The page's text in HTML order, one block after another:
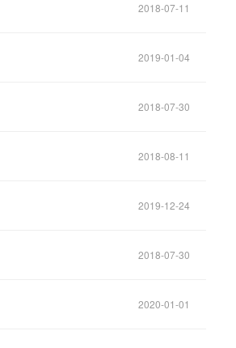
2018-07-11
2019-01-04
2018-07-30
2018-08-11
2019-12-24
2018-07-30
2020-01-01